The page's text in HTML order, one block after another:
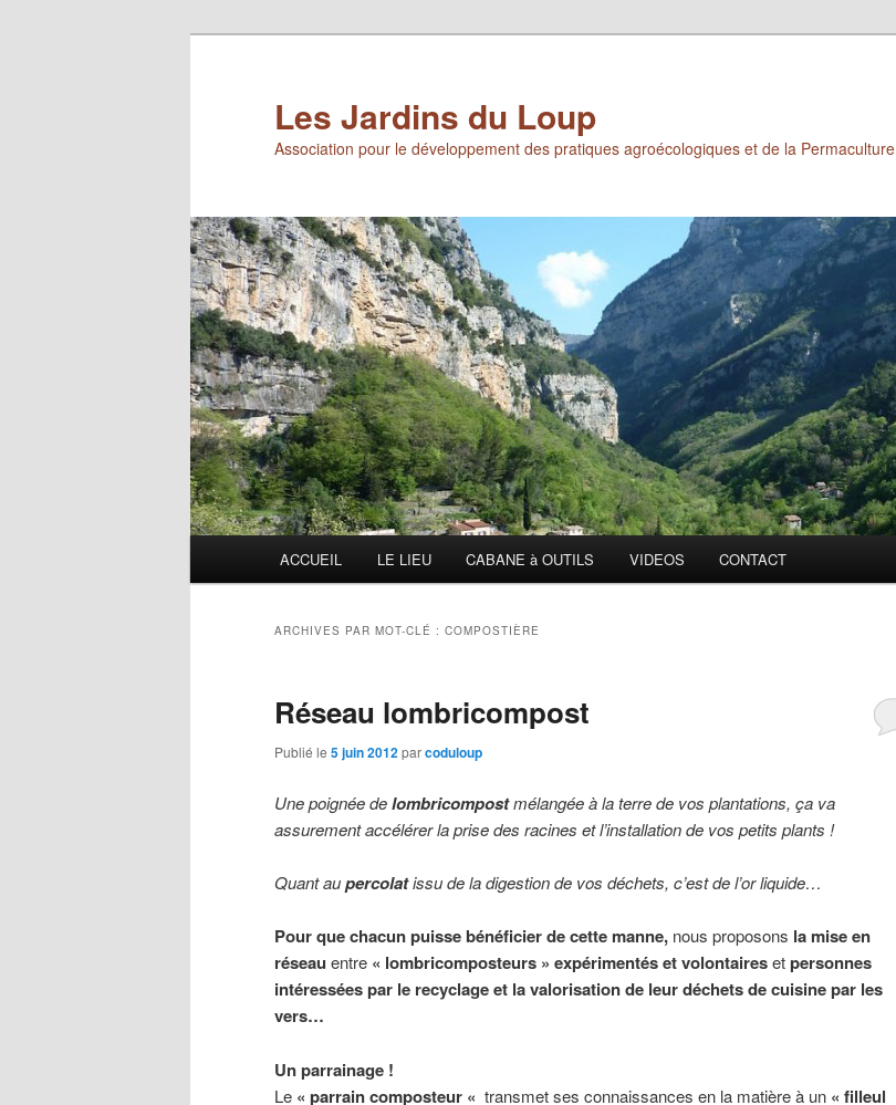
Les Jardins du Loup
Association pour le développement des pratiques agroécologiques et de la Permaculture
ACCUEIL LE LIEU CABANE à OUTILS VIDEOS CONTACT
ARCHIVES PAR MOT-CLÉ : COMPOSTIÈRE
Réseau lombricompost
Publié le 5 juin 2012parcoduloup
Une poignée delombricompostmélangée à la terre de vos plantations, ça va
assurement accélérer la prise des racines et l’installation de vos petits plants !
Quant aupercolatissu de la digestion de vos déchets, c’est de l’or liquide…
Pour que chacun puisse bénéficier de cette manne, nous proposons la mise en
réseau entre « lombricomposteurs » expérimentés et volontairesetpersonnes
intéressées par le recyclage et la valorisation de leur déchets de cuisine par les
vers…
Un parrainage !
Le « parrain composteur « transmet ses connaissances en la matière à un « filleul